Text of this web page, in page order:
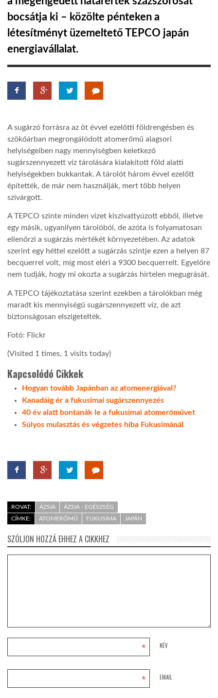
GLOBOZSARU
DOBRAVERO.HU
LATIMO.HU
GLOBOBOOK
bocsátja ki – közölte pénteken a
létesítményt üzemeltető TEPCO japán
energiavállalat.
A sugárzó forrásra az öt évvel ezelőtti földrengésben és
szökőárban megrongálódott atomerőmű alagsori
helyiségeiben nagy mennyiségben keletkező
sugárszennyezett víz tárolására kialakított föld alatti
helyiségekben bukkantak. A tárolót három évvel ezelőtt
építették, de már nem használják, mert több helyen
szivárgott.
A TEPCO szinte minden vizet kiszivattyúzott ebből, illetve
egy másik, ugyanilyen tárolóból, de azóta is folyamatosan
ellenőrzi a sugárzás mértékét környezetében. Az adatok
szerint egy héttel ezelőtt a sugárzás szintje ezen a helyen 87
becquerrel volt, míg most eléri a 9300 becquerrelt. Egyelőre
nem tudják, hogy mi okozta a sugárzás hirtelen megugrását.
A TEPCO tájékoztatása szerint ezekben a tárolókban még
maradt kis mennyiségű sugárszennyezett víz, de azt
biztonságosan elszigetelték.
Fotó: Flickr
(Visited 1 times, 1 visits today)
Kapcsolódó Cikkek
Hogyan tovább Japánban az atomenergiával?
Kanadáig ér a fukusimai sugárszennyezés
40 év alatt bontanák le a fukusimai atomerőművet
Súlyos mulasztás és végzetes hiba Fukusimánál
ROVAT: ÁZSIA
ÁZSIA - EGÉSZSÉG
CÍMKE:
ATOMERŐMŰ FUKUSIMA JAPÁN
SZÓLJON HOZZÁ EHHEZ A CIKKHEZ
NÉV
*
EMAIL
*